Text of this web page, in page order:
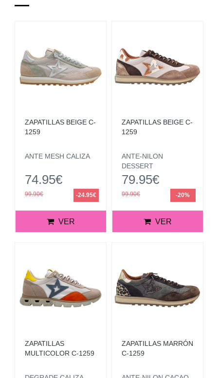
ZAPATILLAS BEIGE C-
1259
ANTE MESH CALIZA
74.95€
99.90€ -24.95€
VER
ZAPATILLAS BEIGE C-
1259
ANTE-NILON
DESSERT
79.95€
99.90€ -20%
VER
ZAPATILLAS
MULTICOLOR C-1259
ZAPATILLAS MARRÓN
C-1259